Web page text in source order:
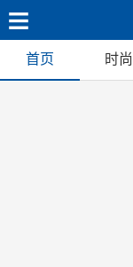
首页 时尚